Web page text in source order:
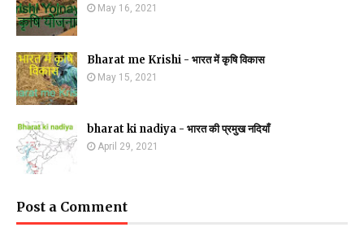
May 16, 2021
Bharat me Krishi - भारत में कृषि विकास
May 15, 2021
bharat ki nadiya - भारत की प्रमुख नदियाँ
April 29, 2021
Post a Comment